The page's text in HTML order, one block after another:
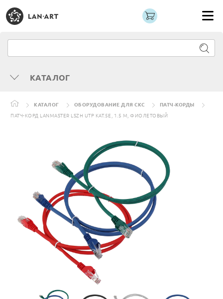
КАТАЛОГ
КАТАЛОГ ОБОРУДОВАНИЕ ДЛЯ СКС
ПАТЧ-КОРДЫ
ПАТЧ-КОРД LANMASTER LSZH UTP КАТ.5E, 1.5 М, ФИОЛЕТОВЫЙ